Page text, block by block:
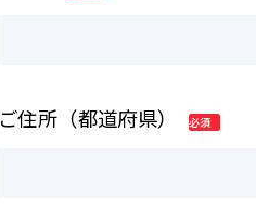
ご住所（都道府県）